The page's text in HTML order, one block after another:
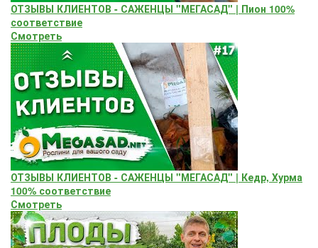
ОТЗЫВЫ КЛИЕНТОВ - САЖЕНЦЫ "МЕГАСАД" | Пион 100%
соответствие
Смотреть
ОТЗЫВЫ КЛИЕНТОВ - САЖЕНЦЫ "МЕГАСАД" | Кедр, Хурма
100% соответствие
Смотреть